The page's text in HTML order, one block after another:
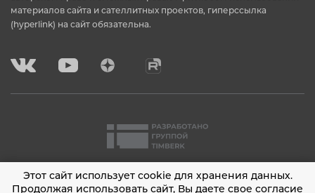
материалов сайта и сателлитных проектов, гиперссылка
(hyperlink) на сайт обязательна.
2001 - 2026 © Timberk
Этот сайт использует cookie для хранения данных.
Продолжая использовать сайт, Вы даете свое согласие